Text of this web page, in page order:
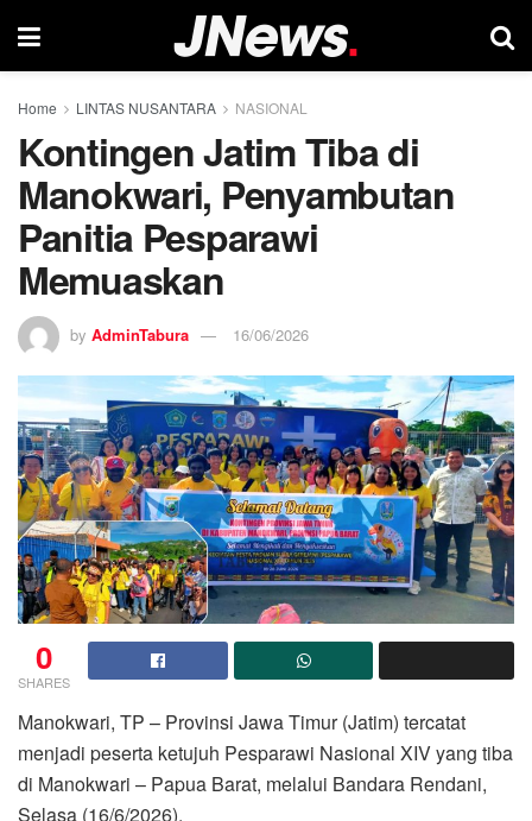
Home LINTAS NUSANTARA NASIONAL
Kontingen Jatim Tiba di
Manokwari, Penyambutan
Panitia Pesparawi
Memuaskan
by AdminTabura 16/06/2026
0
SHARES
Manokwari, TP – Provinsi Jawa Timur (Jatim) tercatat
menjadi peserta ketujuh Pesparawi Nasional XIV yang tiba
di Manokwari – Papua Barat, melalui Bandara Rendani,
Selasa (16/6/2026).